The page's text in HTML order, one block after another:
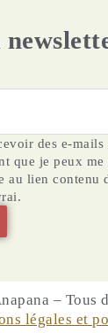
des e-mails
que je peux me
au lien contenu
– Tous
légales et